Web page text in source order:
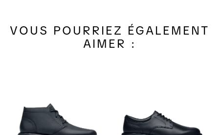
VOUS POURRIEZ ÉGALEMENT
AIMER :